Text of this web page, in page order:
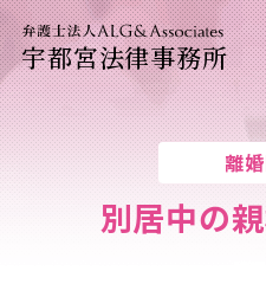
宇都宮法律事務所
離
別居中の